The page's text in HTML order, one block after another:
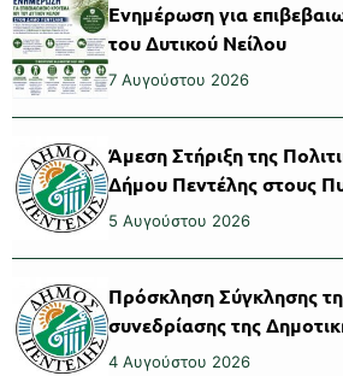
Ενημέρωση για
του Δυτικού Νείλου
7 Αυγούστου 2026
Άμεση Στήριξη της
Δήμου Πεντέλης στους
5 Αυγούστου 2026
Πρόσκληση Σύγκλησης
συνεδρίασης της
4 Αυγούστου 2026